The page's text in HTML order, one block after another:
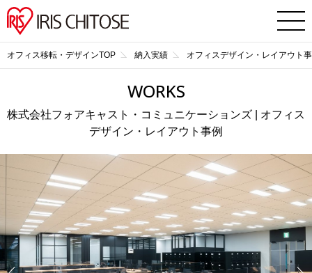
オフィス移転・デザインTOP 納入実績 オフィスデザイン・レイアウト
WORKS
株式会社フォアキャスト・コミュニケーションズ | オフィス
デザイン・レイアウト事例